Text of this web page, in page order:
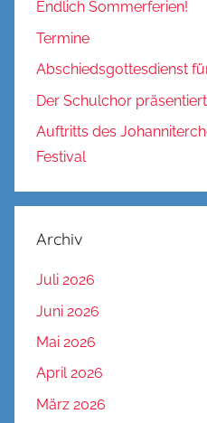
Endlich Sommerferien!
Termine
Abschiedsgottesdienst
Der Schulchor
Auftritts des
Festival
Archiv
Juli 2026
Juni 2026
Mai 2026
April 2026
März 2026